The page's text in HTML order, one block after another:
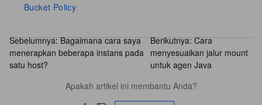
Bucket Policy
Sebelumnya:Bagaimana cara saya
menerapkan beberapa instans pada
satu host?
Berikutnya:Cara
menyesuaikan jalur mount
untuk agen Java
Apakah artikel ini membantu Anda?